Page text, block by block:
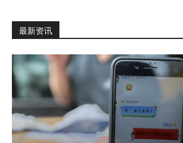
最新资讯